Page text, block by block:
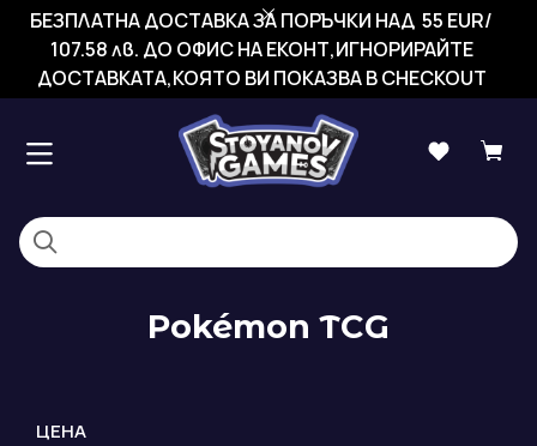
БЕЗПЛАТНА ДОСТАВКА ЗА ПОРЪЧКИ НАД 55 EUR/
107.58 лв. ДО ОФИС НА ЕКОНТ,ИГНОРИРАЙТЕ
ДОСТАВКАТА,КОЯТО ВИ ПОКАЗВА В CHECKOUT
Pokémon TCG
ЦЕНА